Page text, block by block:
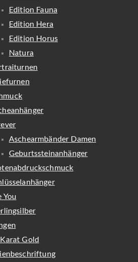
Edition Fauna
Edition Hera
Edition Horus
Natura
Aschearmbänder Damen
Geburtssteinanhänger
You
Gold